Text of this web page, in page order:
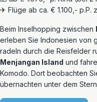
✈ Flüge ab ca. € 1.100,- p.P.
Beim Inselhopping zwischen
erleben Sie Indonesien von
radeln durch die Reisfelder
Menjangan Island und
Komodo. Dort beobachten
übernachten unter dem